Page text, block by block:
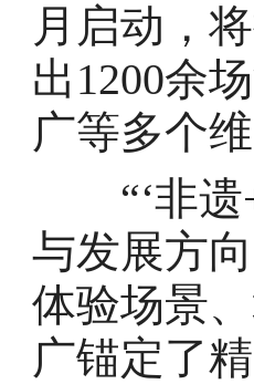
月启动，
出1200余
广等多个维
“‘非遗+
与发展方
体验场景
广锚定了